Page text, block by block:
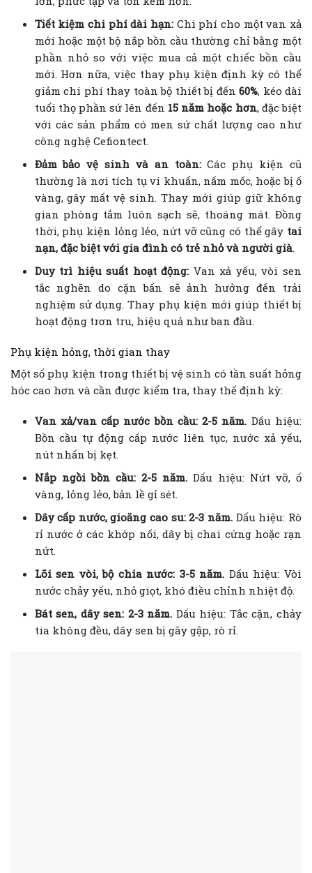
Tiết kiệm chi phí dài hạn:Chi phí cho một van xả
mới hoặc một bộ nắp bồn cầu thường chỉ bằng một
phần nhỏ so với việc mua cả một chiếc bồn cầu
mới. Hơn nữa, việc thay phụ kiện định kỳ có thể
giảm chi phí thay toàn bộ thiết bị đến 60%, kéo dài
tuổi thọ phần sứ lên đến 15 năm hoặc hơn, đặc biệt
với các sản phẩm có men sứ chất lượng cao như
công nghệ Cefiontect.
Đảm bảo vệ sinh và an toàn:Các phụ kiện cũ
thường là nơi tích tụ vi khuẩn, nấm mốc, hoặc bị ố
vàng, gây mất vệ sinh. Thay mới giúp giữ không
gian phòng tắm luôn sạch sẽ, thoáng mát. Đồng
thời, phụ kiện lỏng lẻo, nứt vỡ cũng có thể gây tai
nạn, đặc biệt với gia đình có trẻ nhỏ và người già.
Duy trì hiệu suất hoạt động: Van xả yếu, vòi sen
tắc nghẽn do cặn bẩn sẽ ảnh hưởng đến trải
nghiệm sử dụng. Thay phụ kiện mới giúp thiết bị
hoạt động trơn tru, hiệu quả như ban đầu.
Phụ kiện hỏng, thời gian thay
Một số phụ kiện trong thiết bị vệ sinh có tần suất hỏng
hóc cao hơn và cần được kiểm tra, thay thế định kỳ:
Van xả/van cấp nước bồn cầu: 2-5 năm. Dấu hiệu:
Bồn cầu tự động cấp nước liên tục, nước xả yếu,
nút nhấn bị kẹt.
Nắp ngồi bồn cầu: 2-5 năm.Dấu hiệu: Nứt vỡ, ố
vàng, lỏng lẻo, bản lề gỉ sét.
Dây cấp nước, gioăng cao su: 2-3 năm. Dấu hiệu: Rò
rỉ nước ở các khớp nối, dây bị chai cứng hoặc rạn
nứt.
Lõi sen vòi, bộ chia nước: 3-5 năm. Dấu hiệu: Vòi
nước chảy yếu, nhỏ giọt, khó điều chỉnh nhiệt độ.
Bát sen, dây sen: 2-3 năm. Dấu hiệu: Tắc cặn, chảy
tia không đều, dây sen bị gãy gập, rò rỉ.